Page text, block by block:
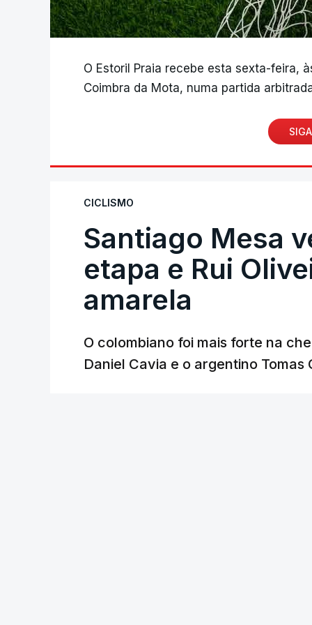
O Estoril Praia recebe esta sexta-feira,
Coimbra da Mota, numa partida
CICLISMO
Santiago Mesa
etapa e Rui
amarela
O colombiano foi mais forte na
Daniel Cavia e o argentino Tomas